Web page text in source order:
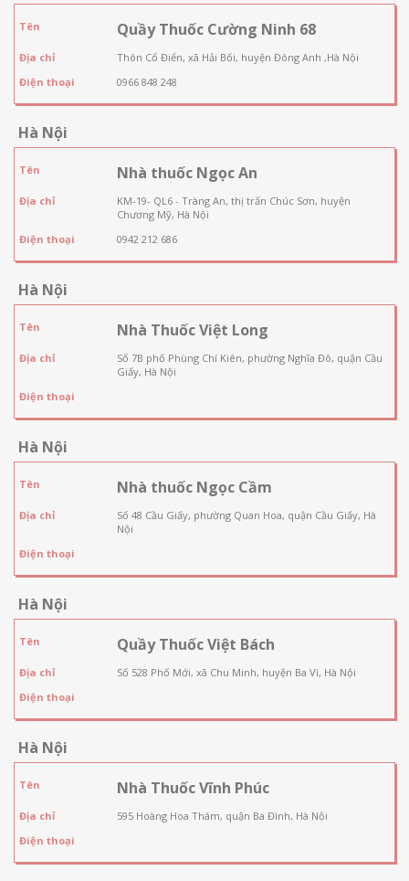
Tên Quầy Thuốc Cường Ninh 68
Địa chỉ
Thôn Cổ Điển, xã Hải Bối, huyện Đông Anh ,Hà Nội
Điện thoại
0966 848 248
Hà Nội
Tên Nhà thuốc Ngọc An
Địa chỉ
KM-19- QL6 - Tràng An, thị trấn Chúc Sơn, huyện
Chương Mỹ, Hà Nội
Điện thoại
0942 212 686
Hà Nội
Tên Nhà Thuốc Việt Long
Địa chỉ
Số 7B phố Phùng Chí Kiên, phường Nghĩa Đô, quận Cầu
Giấy, Hà Nội
Điện thoại
Hà Nội
Tên Nhà thuốc Ngọc Cầm
Địa chỉ
Số 48 Cầu Giấy, phường Quan Hoa, quận Cầu Giấy, Hà
Nội
Điện thoại
Hà Nội
Tên Quầy Thuốc Việt Bách
Địa chỉ
Số 528 Phố Mới, xã Chu Minh, huyện Ba Vì, Hà Nội
Điện thoại
Hà Nội
Tên Nhà Thuốc Vĩnh Phúc
Địa chỉ
595 Hoàng Hoa Thám, quận Ba Đình, Hà Nội
Điện thoại